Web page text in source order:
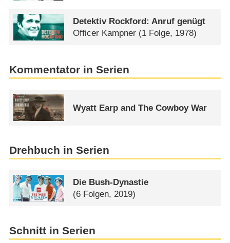
Detektiv Rockford: Anruf genügt
Officer Kampner (1 Folge, 1978)
Kommentator in Serien
Wyatt Earp and The Cowboy War
Drehbuch in Serien
Die Bush-Dynastie
(6 Folgen, 2019)
Schnitt in Serien